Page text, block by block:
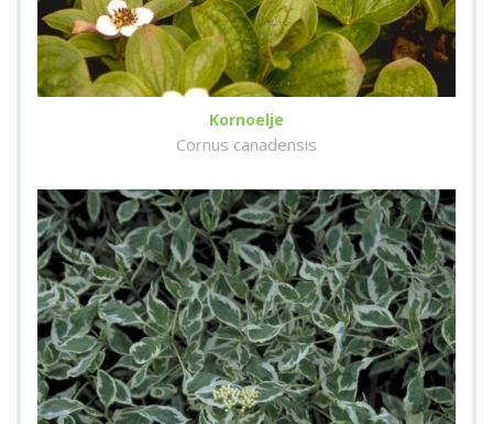
Kornoelje
Cornus canadensis